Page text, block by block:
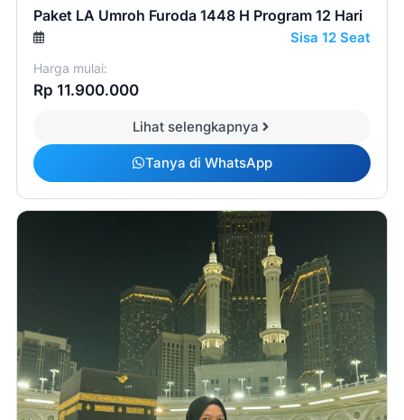
Paket LA Umroh Furoda 1448 H Program 12 Hari
Sisa 12 Seat
Harga mulai:
Rp 11.900.000
Lihat selengkapnya
Tanya di WhatsApp